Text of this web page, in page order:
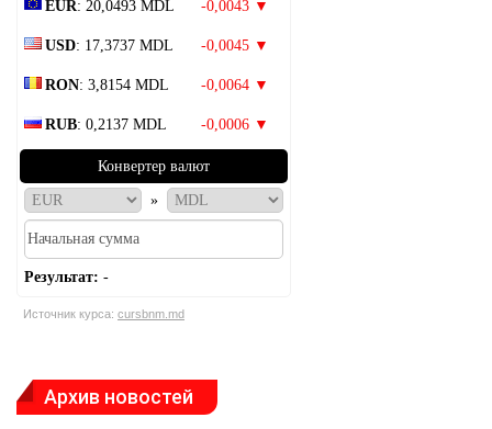
EUR: 20,0493 MDL -0,0043 ▼
USD: 17,3737 MDL -0,0045 ▼
RON: 3,8154 MDL -0,0064 ▼
RUB: 0,2137 MDL -0,0006 ▼
Конвертер валют
»
Результат: -
Источник курса: cursbnm.md
Архив новостей